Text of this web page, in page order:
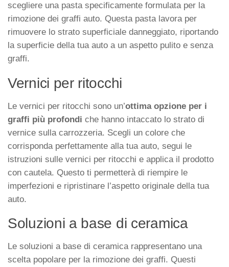
scegliere una pasta specificamente formulata per la
rimozione dei graffi auto. Questa pasta lavora per
rimuovere lo strato superficiale danneggiato, riportando
la superficie della tua auto a un aspetto pulito e senza
graffi.
Vernici per ritocchi
Le vernici per ritocchi sono un’ottima opzione per i
graffi più profondi che hanno intaccato lo strato di
vernice sulla carrozzeria. Scegli un colore che
corrisponda perfettamente alla tua auto, segui le
istruzioni sulle vernici per ritocchi e applica il prodotto
con cautela. Questo ti permetterà di riempire le
imperfezioni e ripristinare l’aspetto originale della tua
auto.
Soluzioni a base di ceramica
Le soluzioni a base di ceramica rappresentano una
scelta popolare per la rimozione dei graffi. Questi